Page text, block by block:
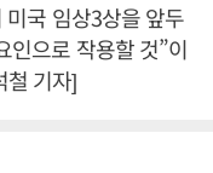
미국 임상3상을 앞두
인으로 작용할 것”이
철 기자]